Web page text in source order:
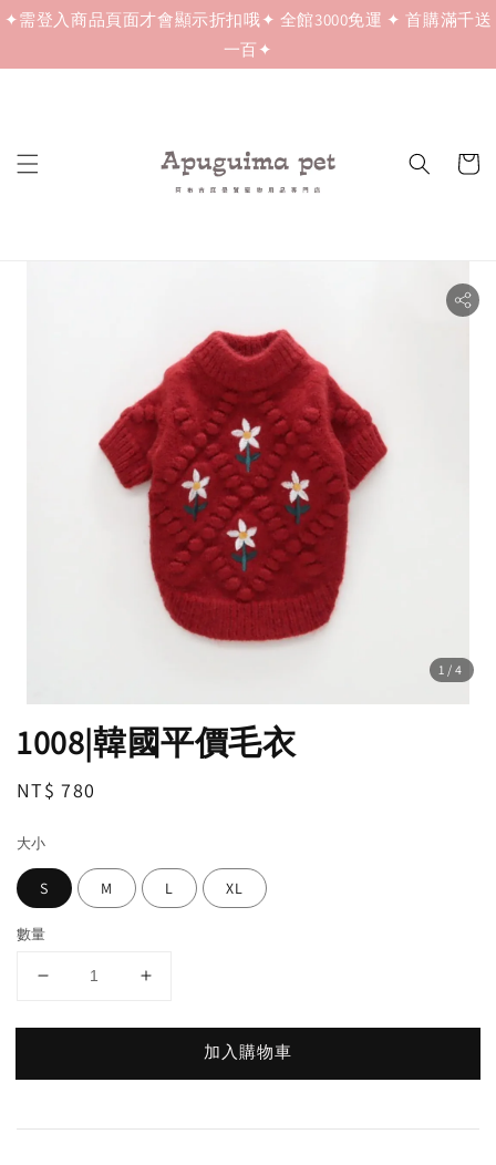
✦需登入商品頁面才會顯示折扣哦✦ 全館3000免運 ✦ 首購滿千送
一百✦
1 /4
1008|韓國平價毛衣
Regular
NT$ 780
大小
S M L XL
數量
加入購物車